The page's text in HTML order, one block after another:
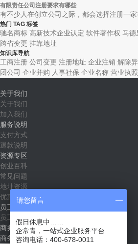
有限责任公司注册要求有哪些
有不少人在创立公司之际，都会选择注册一
热门 TAG 标签
驰名商标 高新技术企业认定 软件著作权 马德
跨省变更 挂靠地址
知识库导航
工商注册 公司变更 注册地址 企业注销 解除
团公司 企业并购 人事社保 企业名称 营业执照
关于我们
关于我们
加入我们
服务说明
支付方式
退款说明
资源专区
创业百科
常见问题
地址资源
优惠套餐
员工社区
员工入口
商务合作
商务合作（shichang@qichangqing.com）
请您留言
假日休息中……
企常青，一站式企业服务平台
咨询电话：400-678-0011